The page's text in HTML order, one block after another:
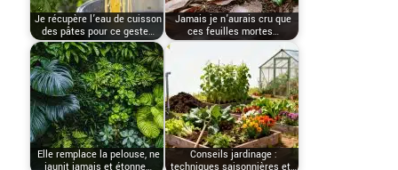
Je récupère l’eau de cuisson
des pâtes pour ce geste…
Jamais je n’aurais cru que
ces feuilles mortes…
Elle remplace la pelouse, ne
jaunit jamais et étonne…
Conseils jardinage :
techniques saisonnières et…